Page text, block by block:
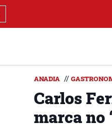
ANADIA //
Carlos
marca no